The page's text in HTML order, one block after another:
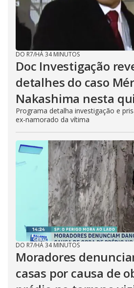
DO R7/HÁ 34 MINUTOS
Doc Investigação
detalhes do caso
Nakashima nesta
Programa detalha investigação e
ex-namorado da vítima
DO R7/HÁ 34 MINUTOS
Moradores
casas por causa de